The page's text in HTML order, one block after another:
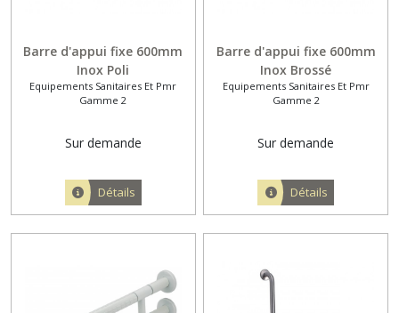
Barre d'appui fixe 600mm
Inox Poli
Equipements Sanitaires Et Pmr
Gamme 2
Sur demande
Détails
Barre d'appui fixe 600mm
Inox Brossé
Equipements Sanitaires Et Pmr
Gamme 2
Sur demande
Détails